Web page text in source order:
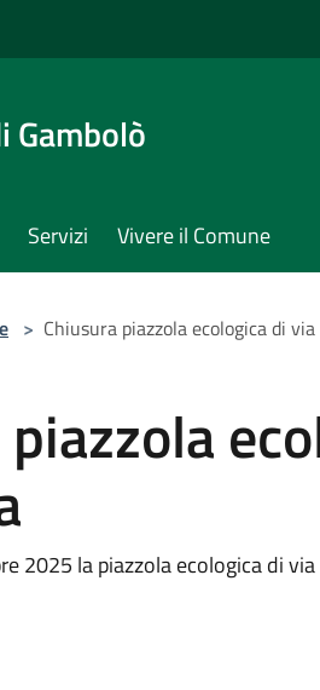
Gambolò
Servizi Vivere il Comune
> Chiusura piazzola ecologica di
2025 la piazzola ecologica di